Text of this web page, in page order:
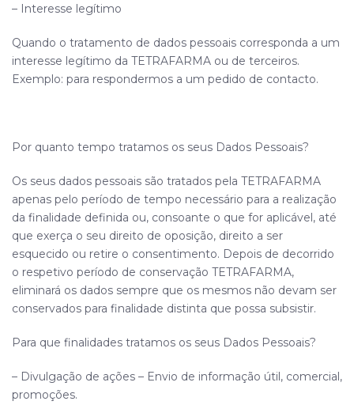
– Interesse legítimo
Quando o tratamento de dados pessoais corresponda a um
interesse legítimo da TETRAFARMA ou de terceiros.
Exemplo: para respondermos a um pedido de contacto.
Por quanto tempo tratamos os seus Dados Pessoais?
Os seus dados pessoais são tratados pela TETRAFARMA
apenas pelo período de tempo necessário para a realização
da finalidade definida ou, consoante o que for aplicável, até
que exerça o seu direito de oposição, direito a ser
esquecido ou retire o consentimento. Depois de decorrido
o respetivo período de conservação TETRAFARMA,
eliminará os dados sempre que os mesmos não devam ser
conservados para finalidade distinta que possa subsistir.
Para que finalidades tratamos os seus Dados Pessoais?
– Divulgação de ações – Envio de informação útil, comercial,
promoções.